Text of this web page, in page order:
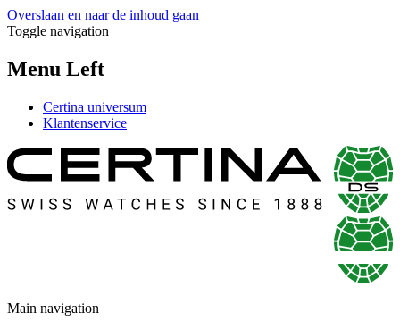
Overslaan en naar de inhoud gaan
Toggle navigation
Menu Left
Certina universum
Klantenservice
Main navigation